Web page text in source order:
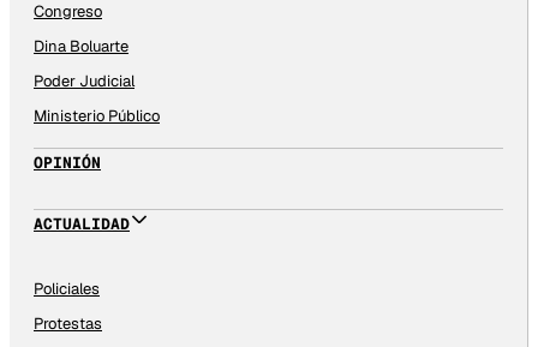
Congreso
Dina Boluarte
Poder Judicial
Ministerio Público
OPINIÓN
ACTUALIDAD
Policiales
Protestas